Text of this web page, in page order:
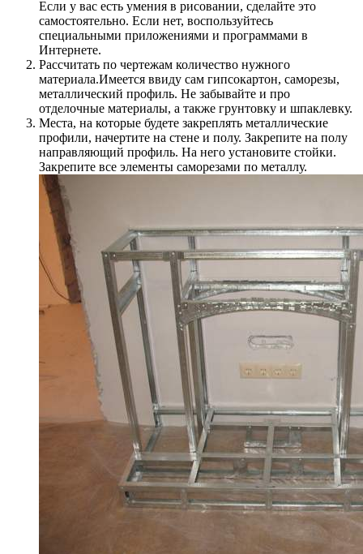
Если у вас есть умения в рисовании, сделайте это
самостоятельно. Если нет, воспользуйтесь
специальными приложениями и программами в
Интернете.
Рассчитать по чертежам количество нужного
материала.Имеется ввиду сам гипсокартон, саморезы,
металлический профиль. Не забывайте и про
отделочные материалы, а также грунтовку и шпаклевку.
Места, на которые будете закреплять металлические
профили, начертите на стене и полу. Закрепите на полу
направляющий профиль. На него установите стойки.
Закрепите все элементы саморезами по металлу.